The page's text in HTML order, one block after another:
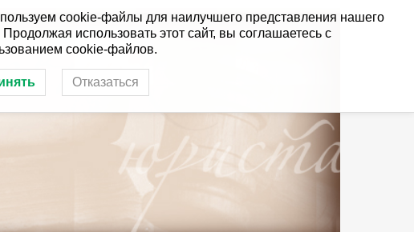
cookie-файлы для наилучшего представления нашего
Продолжая использовать этот сайт, вы соглашаетесь с
cookie-файлов.
Отказаться